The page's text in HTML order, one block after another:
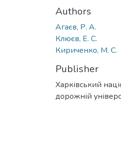
Authors
Агаєв, Р. А.
Клюєв, Е. С.
Кириченко, М. С.
Publisher
Харківський
дорожній